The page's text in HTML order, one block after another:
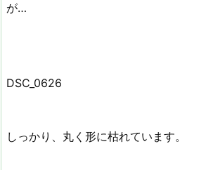
が…
DSC_0626
しっかり、丸く形に枯れています。